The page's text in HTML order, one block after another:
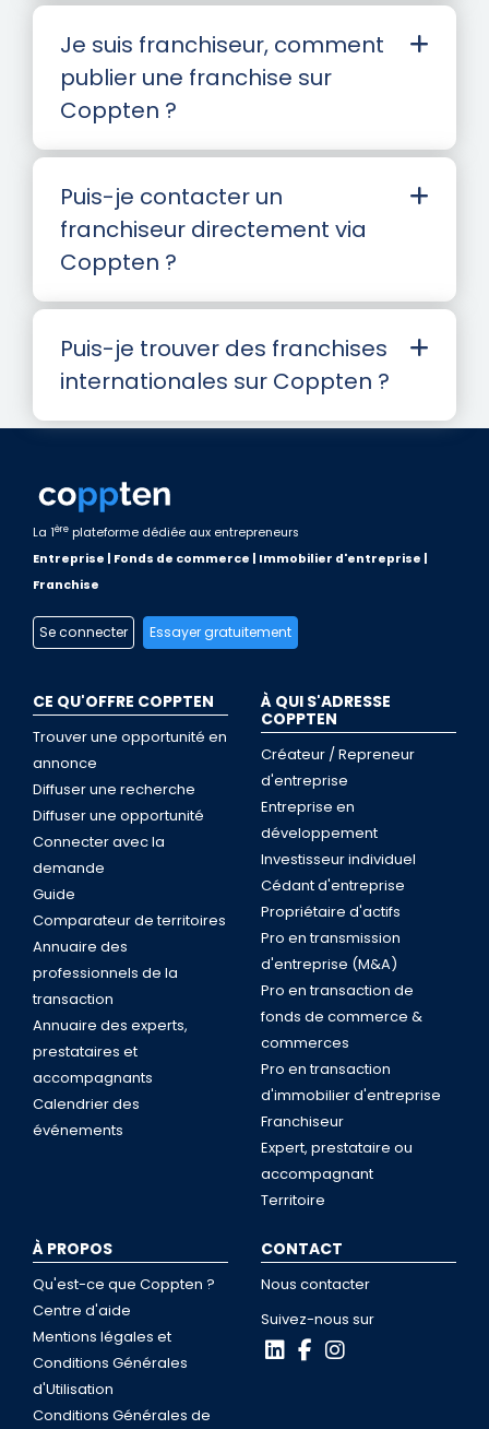
Je suis franchiseur, comment
publier une franchise sur
Coppten ?
Puis-je contacter un
franchiseur directement via
Coppten ?
Puis-je trouver des franchises
internationales sur Coppten ?
La 1ère plateforme dédiée aux entrepreneurs
Entreprise | Fonds de commerce | Immobilier d'entreprise |
Franchise
Se connecter Essayer gratuitement
CE QU'OFFRE COPPTEN
Trouver une opportunité en
annonce
Diffuser une recherche
Diffuser une opportunité
Connecter avec la
demande
Guide
Comparateur de territoires
Annuaire des
professionnels de la
transaction
Annuaire des experts,
prestataires et
accompagnants
Calendrier des
événements
À QUI S'ADRESSE
COPPTEN
Créateur / Repreneur
d'entreprise
Entreprise en
développement
Investisseur individuel
Cédant d'entreprise
Propriétaire d'actifs
Pro en transmission
d'entreprise (M&A)
Pro en transaction de
fonds de commerce &
commerces
Pro en transaction
d'immobilier d'entreprise
Franchiseur
Expert, prestataire ou
accompagnant
Territoire
À PROPOS
Qu'est-ce que Coppten ?
Centre d'aide
Mentions légales et
Conditions Générales
d'Utilisation
Conditions Générales de
CONTACT
Nous contacter
Suivez-nous sur